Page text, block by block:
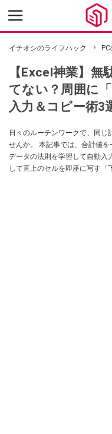
イチオシのライフハック
【Excel神業】
てない？周囲に
入力＆コピー術3
日々のルーチンワークで、同じ
せんか。 本記事では、合計値を
データの法則を学習して自動入
して直上のセルを即座に写す「
これらを知っているだけで、